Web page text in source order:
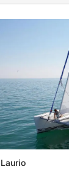
Laurio